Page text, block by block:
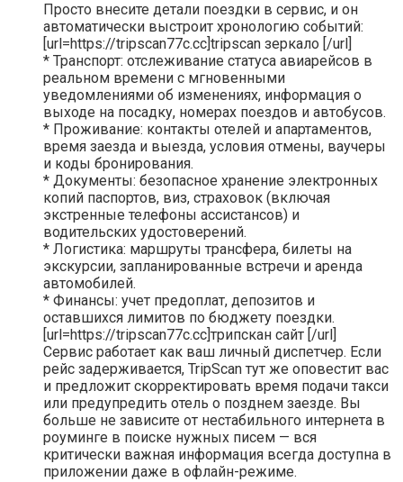
Просто внесите детали поездки в сервис, и он
автоматически выстроит хронологию событий:
[url=https://tripscan77c.cc]tripscan зеркало [/url]
* Транспорт: отслеживание статуса авиарейсов в
реальном времени с мгновенными
уведомлениями об изменениях, информация о
выходе на посадку, номерах поездов и автобусов.
* Проживание: контакты отелей и апартаментов,
время заезда и выезда, условия отмены, ваучеры
и коды бронирования.
* Документы: безопасное хранение электронных
копий паспортов, виз, страховок (включая
экстренные телефоны ассистансов) и
водительских удостоверений.
* Логистика: маршруты трансфера, билеты на
экскурсии, запланированные встречи и аренда
автомобилей.
* Финансы: учет предоплат, депозитов и
оставшихся лимитов по бюджету поездки.
[url=https://tripscan77c.cc]трипскан сайт [/url]
Сервис работает как ваш личный диспетчер. Если
рейс задерживается, TripScan тут же оповестит вас
и предложит скорректировать время подачи такси
или предупредить отель о позднем заезде. Вы
больше не зависите от нестабильного интернета в
роуминге в поиске нужных писем — вся
критически важная информация всегда доступна в
приложении даже в офлайн-режиме.